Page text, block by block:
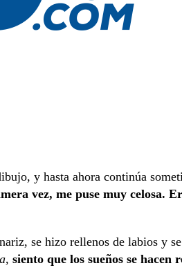
y hasta ahora continúa
vez, me puse muy celosa.
se hizo rellenos de labios y
siento que los sueños se hacen